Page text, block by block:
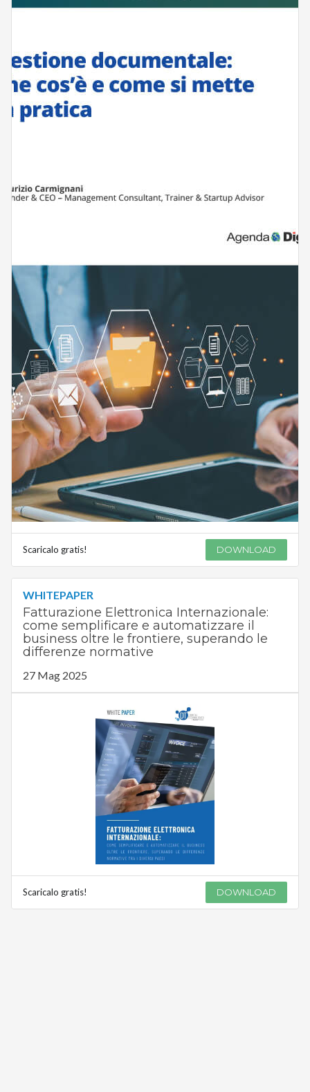
Scaricalo gratis! DOWNLOAD
WHITEPAPER
Fatturazione Elettronica Internazionale:
come semplificare e automatizzare il
business oltre le frontiere, superando le
differenze normative
27 Mag 2025
Scaricalo gratis! DOWNLOAD